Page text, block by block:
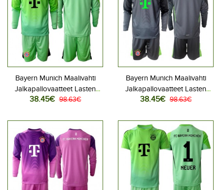
Bayern Munich Maalivahti
Jalkapallovaatteet Lasten
Kotipeliasu 2025-26
housut)
38.45€ 98.63€
Bayern Munich Maalivahti
Jalkapallovaatteet Lasten
Vieraspeliasu 2025-26
housut)
38.45€ 98.63€